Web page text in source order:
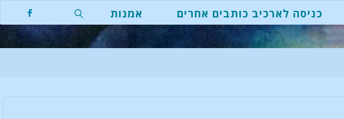
כניסה לארכיב כותבים אחרים אמנות